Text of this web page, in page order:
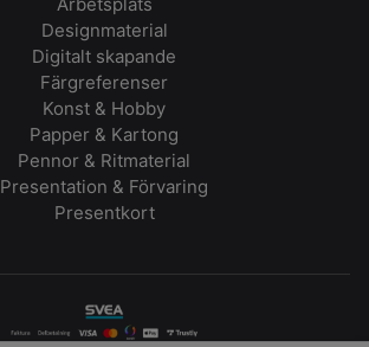
Designmaterial
Digitalt skapande
Färgreferenser
Konst & Hobby
Papper & Kartong
Pennor & Ritmaterial
Presentation & Förvaring
Presentkort